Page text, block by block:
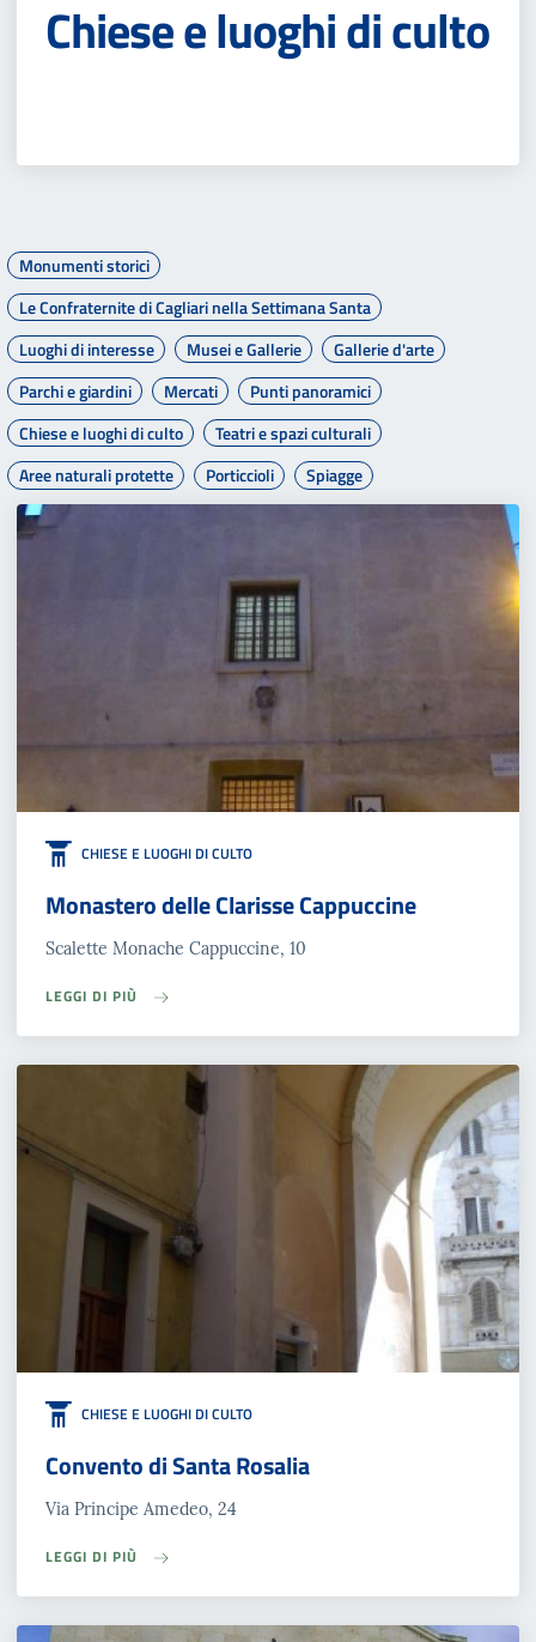
Chiese e luoghi di culto
Monumenti storici
Le Confraternite di Cagliari nella Settimana Santa
Luoghi di interesse
Musei e Gallerie
Gallerie d'arte
Parchi e giardini
Mercati
Punti panoramici
Chiese e luoghi di culto
Teatri e spazi culturali
Aree naturali protette
Porticcioli Spiagge
CHIESE E LUOGHI DI CULTO
Monastero delle Clarisse Cappuccine
Scalette Monache Cappuccine, 10
LEGGI DI PIÙ
CHIESE E LUOGHI DI CULTO
Convento di Santa Rosalia
Via Principe Amedeo, 24
LEGGI DI PIÙ